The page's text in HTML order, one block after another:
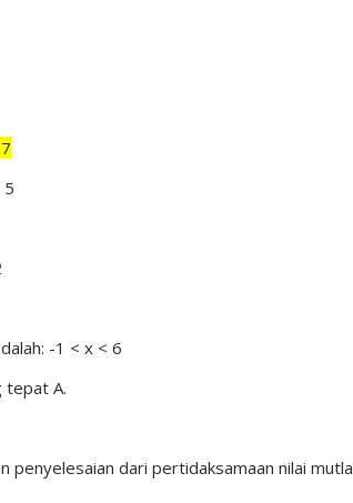
5
-1 < x < 6
tepat A.
penyelesaian dari pertidaksamaan nilai